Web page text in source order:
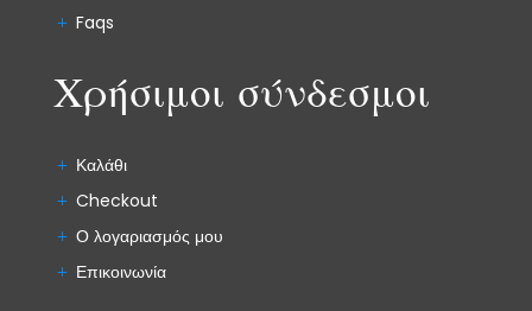
Faqs
Χρήσιμοι σύνδεσμοι
Καλάθι
Checkout
Ο λογαριασμός μου
Επικοινωνία